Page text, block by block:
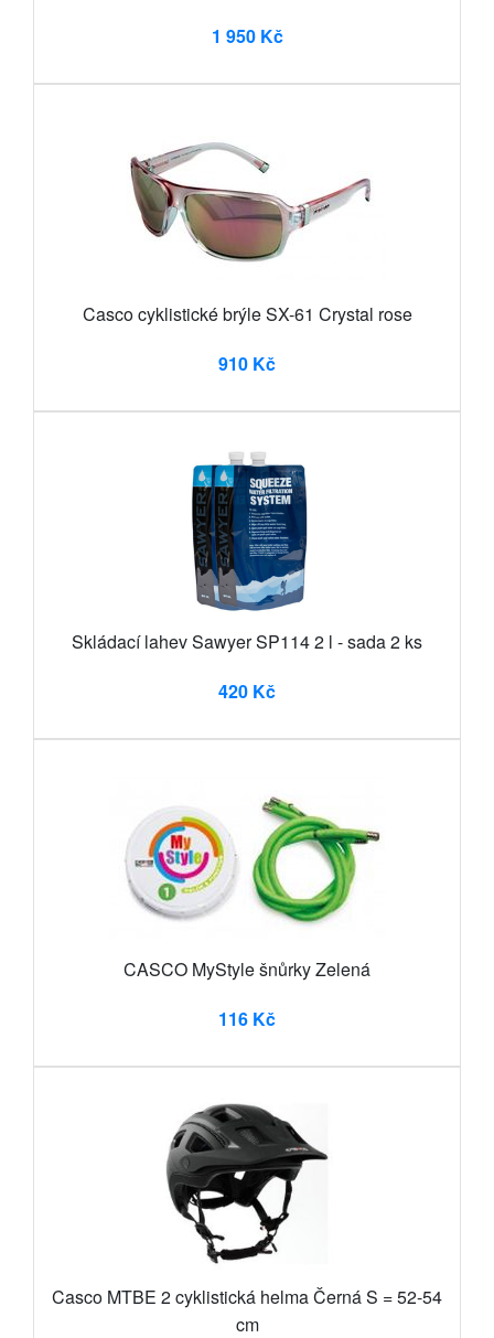
1 950 Kč
Casco cyklistické brýle SX-61 Crystal rose
910 Kč
Skládací lahev Sawyer SP114 2 l - sada 2 ks
420 Kč
CASCO MyStyle šnůrky Zelená
116 Kč
Casco MTBE 2 cyklistická helma Černá S = 52-54
cm